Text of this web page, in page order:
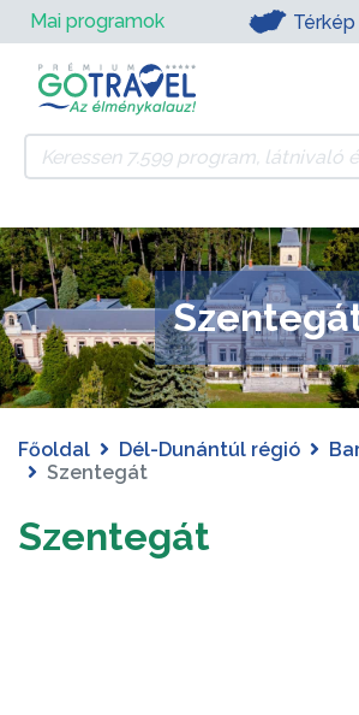
Mai programok Térkép
Főoldal Dél-Dunántúl régió
Szentegát
Szentegát